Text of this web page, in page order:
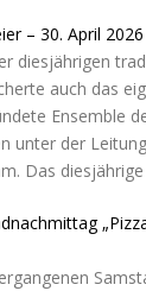
– 30. April 2026
diesjährigen
auch das
Ensemble
unter der
Das